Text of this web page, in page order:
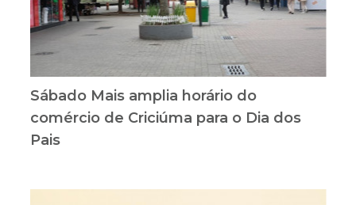
Sábado Mais amplia horário do
comércio de Criciúma para o Dia dos
Pais